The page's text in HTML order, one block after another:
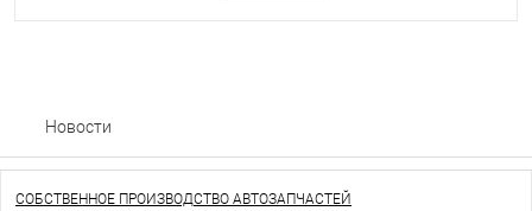
Новости
СОБСТВЕННОЕ ПРОИЗВОДСТВО АВТОЗАПЧАСТЕЙ